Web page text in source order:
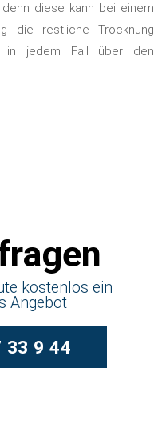
diese kann bei einem
die restliche Trocknung
in jedem Fall über den
kostenlos ein
Angebot
33 9 44